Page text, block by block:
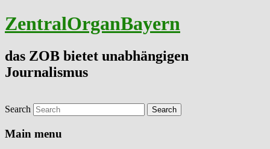
ZentralOrganBayern
das ZOB bietet unabhängigen
Journalismus
Search
Main menu